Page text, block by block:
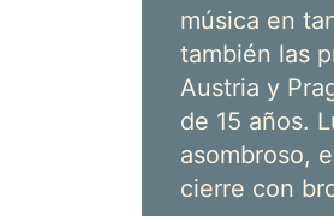
música en
también las
Austria y
de 15 años.
asombroso,
cierre con